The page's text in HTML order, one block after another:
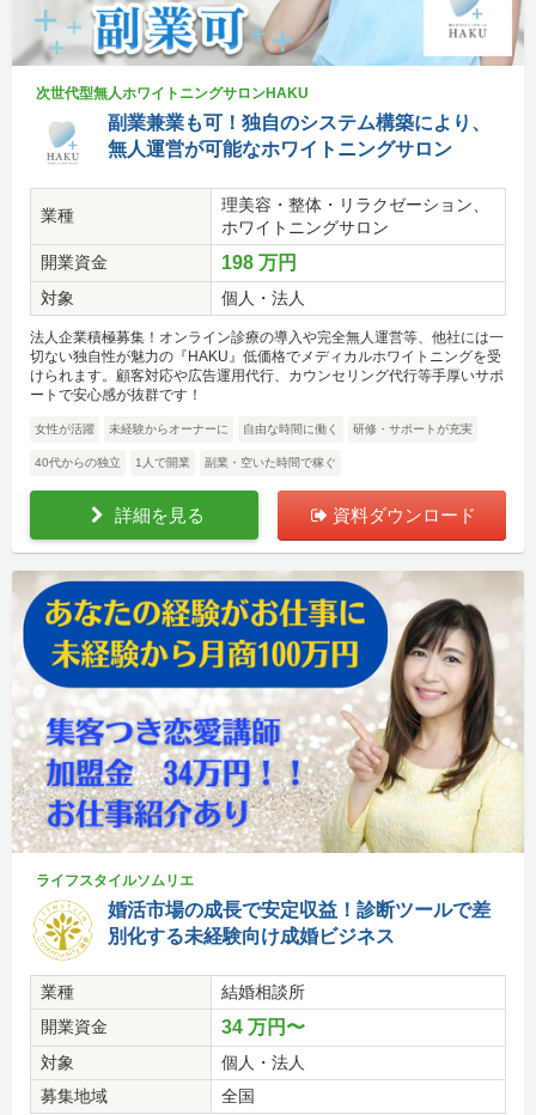
次世代型無人ホワイトニングサロンHAKU
副業兼業も可！独自のシステム構築により、
無人運営が可能なホワイトニングサロン
業種
理美容・整体・リラクゼーション、
ホワイトニングサロン
開業資金
198 万円
対象 個人・法人
法人企業積極募集！オンライン診療の導入や完全無人運営等、他社には一
切ない独自性が魅力の『HAKU』低価格でメディカルホワイトニングを受
けられます。顧客対応や広告運用代行、カウンセリング代行等手厚いサポ
ートで安心感が抜群です！
女性が活躍 未経験からオーナーに 自由な時間に働く 研修・サポートが充実
40代からの独立 1人で開業 副業・空いた時間で稼ぐ
詳細を見る 資料ダウンロード
ライフスタイルソムリエ
婚活市場の成長で安定収益！診断ツールで差
別化する未経験向け成婚ビジネス
業種
結婚相談所
開業資金
34 万円〜
対象
個人・法人
募集地域
全国